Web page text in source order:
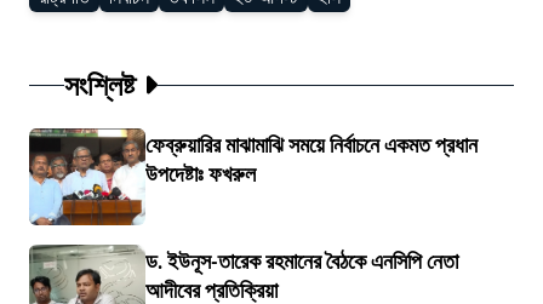
সংশ্লিষ্ট
ফেব্রুয়ারির মাঝামাঝি সময়ে নির্বাচনে একমত প্রধান
উপদেষ্টাঃ ফখরুল
ড. ইউনূস-তারেক রহমানের বৈঠকে এনসিপি নেতা
আদীবের প্রতিক্রিয়া